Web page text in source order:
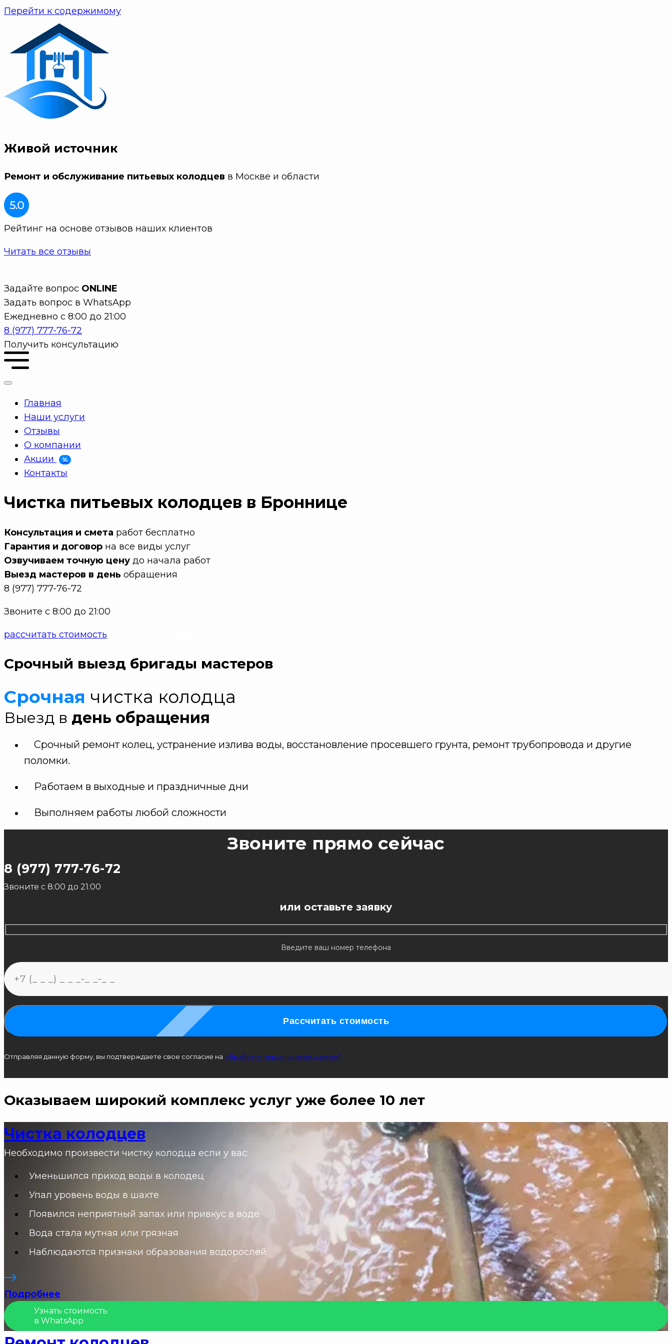
Перейти к содержимому
Живой источник
Ремонт и обслуживание питьевых колодцев в Москве и области
Рейтинг на основе отзывов наших клиентов
Читать все отзывы
Задайте вопрос ONLINE
Задать вопрос в WhatsApp
Ежедневно с 8:00 до 21:00
8 (977) 777-76-72
Получить консультацию
Главная
Наши услуги
Отзывы
О компании
Акции
%
Контакты
Чистка питьевых колодцев в Броннице
Консультация и смета работ бесплатно
Гарантия и договор на все виды услуг
Озвучиваем точную цену до начала работ
Выезд мастеров в день обращения
8 (977) 777-76-72
Звоните с 8:00 до 21:00
рассчитать стоимость
Срочный выезд бригады мастеров
Срочная чистка колодца
Выезд в день обращения
Срочный ремонт колец, устранение излива воды, восстановление просевшего грунта, ремонт трубопровода и другие
поломки.
Работаем в выходные и праздничные дни
Выполняем работы любой сложности
Звоните прямо сейчас
8 (977) 777-76-72
Звоните с 8:00 до 21:00
или оставьте заявку
Введите ваш номер телефона
Рассчитать стоимость
Отправляя данную форму, вы подтверждаете свое согласие на обработку персональных данных*
Оказываем широкий комплекс услуг уже более 10 лет
Чистка колодцев
Необходимо произвести чистку колодца если у вас:
Уменьшился приход воды в колодец
Упал уровень воды в шахте
Появился неприятный запах или привкус в воде
Вода стала мутная или грязная
Наблюдаются признаки образования водорослей
Подробнее
Узнать стоимость
в WhatsApp